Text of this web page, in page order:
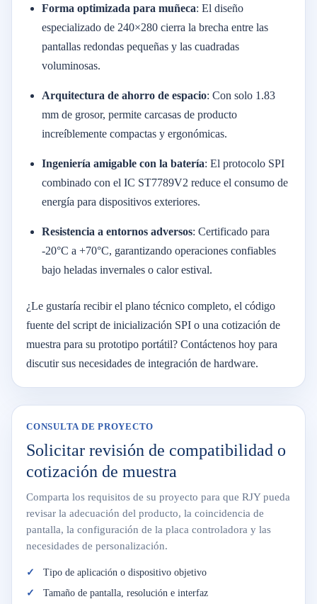
Forma optimizada para muñeca: El diseño
especializado de 240×280 cierra la brecha entre las
pantallas redondas pequeñas y las cuadradas
voluminosas.
Arquitectura de ahorro de espacio: Con solo 1.83
mm de grosor, permite carcasas de producto
increíblemente compactas y ergonómicas.
Ingeniería amigable con la batería: El protocolo SPI
combinado con el IC ST7789V2 reduce el consumo de
energía para dispositivos exteriores.
Resistencia a entornos adversos: Certificado para
-20°C a +70°C, garantizando operaciones confiables
bajo heladas invernales o calor estival.
¿Le gustaría recibir el plano técnico completo, el código
fuente del script de inicialización SPI o una cotización de
muestra para su prototipo portátil? Contáctenos hoy para
discutir sus necesidades de integración de hardware.
CONSULTA DE PROYECTO
Solicitar revisión de compatibilidad o
cotización de muestra
Comparta los requisitos de su proyecto para que RJY pueda
revisar la adecuación del producto, la coincidencia de
pantalla, la configuración de la placa controladora y las
necesidades de personalización.
Tipo de aplicación o dispositivo objetivo
Tamaño de pantalla, resolución e interfaz